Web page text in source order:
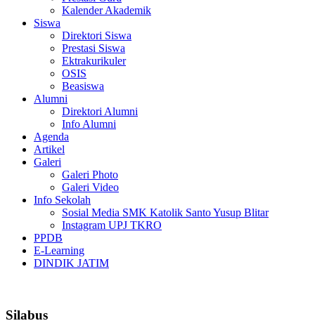
Kalender Akademik
Siswa
Direktori Siswa
Prestasi Siswa
Ektrakurikuler
OSIS
Beasiswa
Alumni
Direktori Alumni
Info Alumni
Agenda
Artikel
Galeri
Galeri Photo
Galeri Video
Info Sekolah
Sosial Media SMK Katolik Santo Yusup Blitar
Instagram UPJ TKRO
PPDB
E-Learning
DINDIK JATIM
Silabus